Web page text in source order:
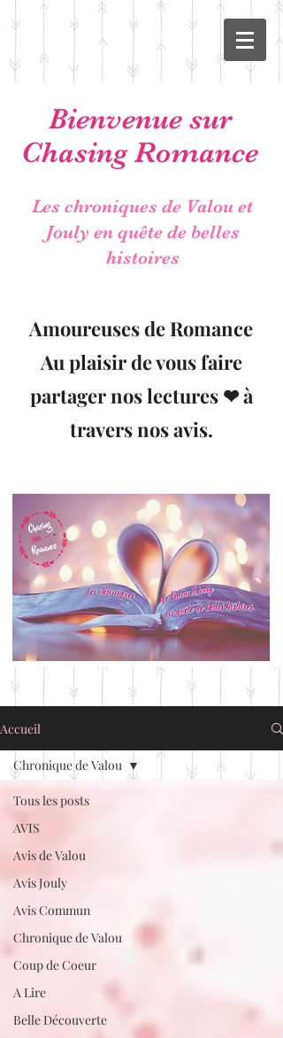
Bienvenue sur
Chasing Romance
Les chroniques de Valou et
Jouly en quête de belles
histoires
Amoureuses de Romance
Au plaisir de vous faire
partager nos lectures ❤ à
travers nos avis.
Accueil
Tous les posts
AVIS
Avis de Valou
Avis Jouly
Avis Commun
Chronique de Valou
Coup de Coeur
A Lire
Belle Découverte
Chronique de Valou